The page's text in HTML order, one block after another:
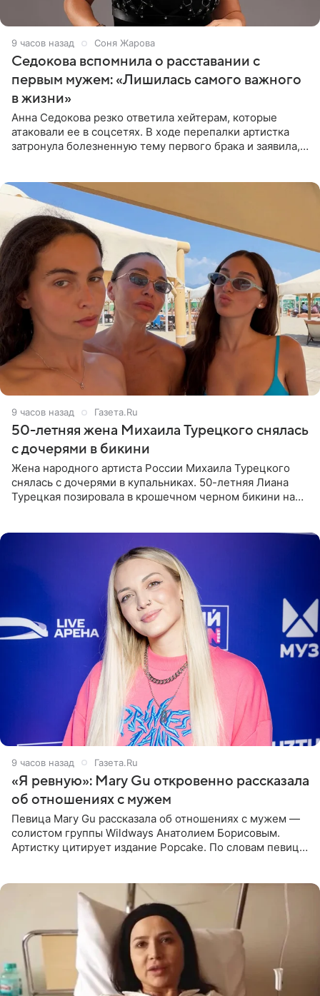
9 часов назад Соня Жарова
Седокова вспомнила о расставании с
первым мужем: «Лишилась самого важного
в жизни»
Анна Седокова резко ответила хейтерам, которые
атаковали ее в соцсетях. В ходе перепалки артистка
затронула болезненную тему первого брака и заявила,
9 часов назад Газета.Ru
50-летняя жена Михаила Турецкого снялась
с дочерями в бикини
Жена народного артиста России Михаила Турецкого
снялась с дочерями в купальниках. 50-летняя Лиана
Турецкая позировала в крошечном черном бикини на
9 часов назад Газета.Ru
«Я ревную»: Mary Gu откровенно рассказала
об отношениях с мужем
Певица Mary Gu рассказала об отношениях с мужем —
солистом группы Wildways Анатолием Борисовым.
Артистку цитирует издание Popcake. По словам певицы,